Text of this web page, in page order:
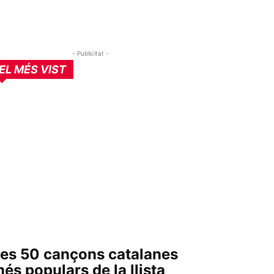
- Publicitat -
MÉS VIST
50 cançons catalanes
populars de la llista